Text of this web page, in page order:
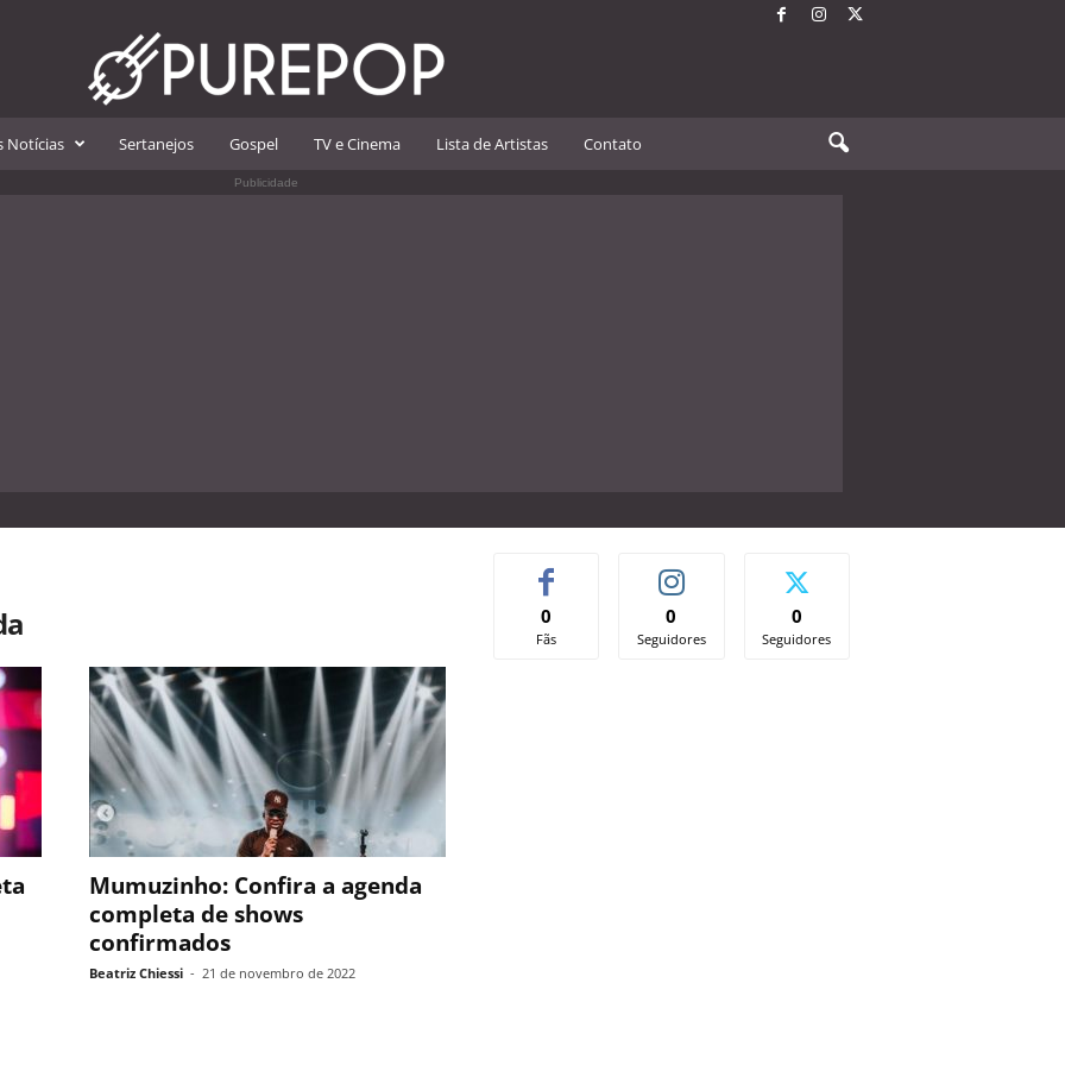
Notícias Sertanejos Gospel TV e Cinema Lista de Artistas Contato
Publicidade
Mumuzinho: Confira a agenda
completa de shows
confirmados
Beatriz Chiessi - 21 de novembro de 2022
0
Fãs
0
Seguidores
0
Seguidores